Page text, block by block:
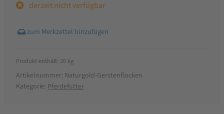
derzeit nicht verfügbar
Produkt enthält: 20 kg
Artikelnummer: Naturgold-Gerstenflocken
Kategorie: Pferdefutter